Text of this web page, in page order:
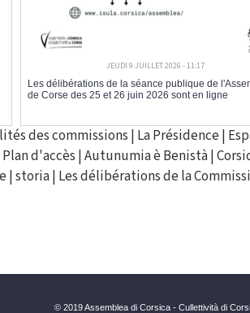
JEUDI 9 JUILLET 2026 - 11:17
Les délibérations de la séance publique de
de Corse des 25 et 26 juin 2026 sont en ligne
des commissions | La Présidence|
Plan d'accès |Autunumia è Benistà|
|storia| Les délibérations de la
© 2019 Assemblea di Corsica - Cullettività di